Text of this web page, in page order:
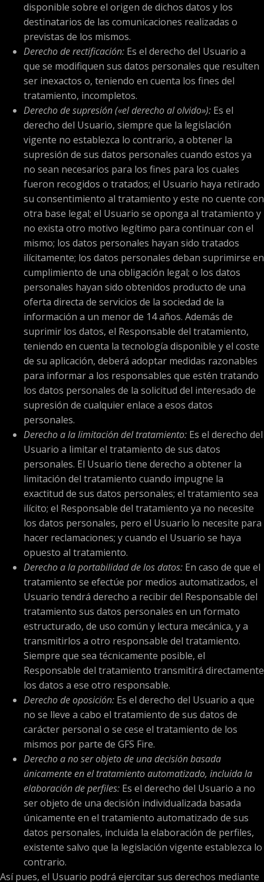
disponible sobre el origen de dichos datos y los
destinatarios de las comunicaciones realizadas o
previstas de los mismos.
Derecho de rectificación: Es el derecho del Usuario a
que se modifiquen sus datos personales que resulten
ser inexactos o, teniendo en cuenta los fines del
tratamiento, incompletos.
Derecho de supresión («el derecho al olvido»): Es el
derecho del Usuario, siempre que la legislación
vigente no establezca lo contrario, a obtener la
supresión de sus datos personales cuando estos ya
no sean necesarios para los fines para los cuales
fueron recogidos o tratados; el Usuario haya retirado
su consentimiento al tratamiento y este no cuente con
otra base legal; el Usuario se oponga al tratamiento y
no exista otro motivo legítimo para continuar con el
mismo; los datos personales hayan sido tratados
ilícitamente; los datos personales deban suprimirse en
cumplimiento de una obligación legal; o los datos
personales hayan sido obtenidos producto de una
oferta directa de servicios de la sociedad de la
información a un menor de 14 años. Además de
suprimir los datos, el Responsable del tratamiento,
teniendo en cuenta la tecnología disponible y el coste
de su aplicación, deberá adoptar medidas razonables
para informar a los responsables que estén tratando
los datos personales de la solicitud del interesado de
supresión de cualquier enlace a esos datos
personales.
Derecho a la limitación del tratamiento: Es el derecho del
Usuario a limitar el tratamiento de sus datos
personales. El Usuario tiene derecho a obtener la
limitación del tratamiento cuando impugne la
exactitud de sus datos personales; el tratamiento sea
ilícito; el Responsable del tratamiento ya no necesite
los datos personales, pero el Usuario lo necesite para
hacer reclamaciones; y cuando el Usuario se haya
opuesto al tratamiento.
Derecho a la portabilidad de los datos: En caso de que el
tratamiento se efectúe por medios automatizados, el
Usuario tendrá derecho a recibir del Responsable del
tratamiento sus datos personales en un formato
estructurado, de uso común y lectura mecánica, y a
transmitirlos a otro responsable del tratamiento.
Siempre que sea técnicamente posible, el
Responsable del tratamiento transmitirá directamente
los datos a ese otro responsable.
Derecho de oposición: Es el derecho del Usuario a que
no se lleve a cabo el tratamiento de sus datos de
carácter personal o se cese el tratamiento de los
mismos por parte de GFS Fire.
Derecho a no ser objeto de una decisión basada
únicamente en el tratamiento automatizado, incluida la
elaboración de perfiles: Es el derecho del Usuario a no
ser objeto de una decisión individualizada basada
únicamente en el tratamiento automatizado de sus
datos personales, incluida la elaboración de perfiles,
existente salvo que la legislación vigente establezca lo
contrario.
Así pues, el Usuario podrá ejercitar sus derechos mediante